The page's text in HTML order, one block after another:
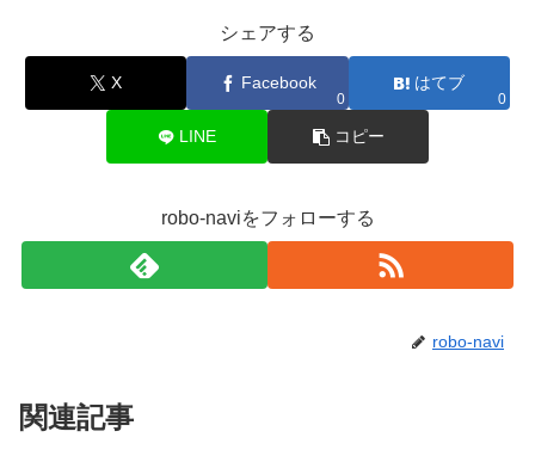
シェアする
X Facebook
0
はてブ
0
LINE コピー
robo-naviをフォローする
robo-navi
関連記事